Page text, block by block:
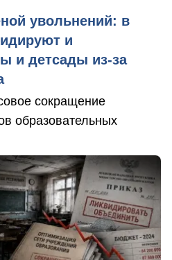
увольнений: в
и
и детсады из-за
сокращение
образовательных